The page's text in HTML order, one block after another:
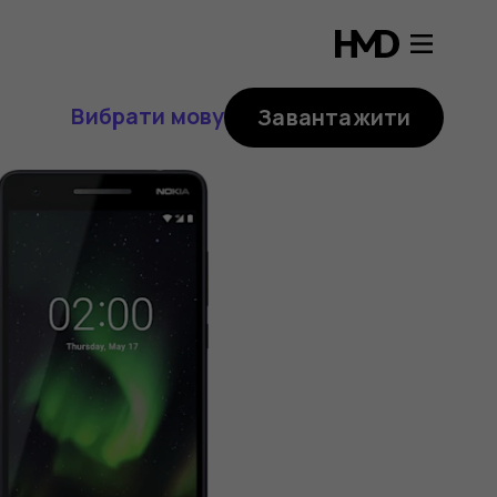
Вибрати мову Завантажити